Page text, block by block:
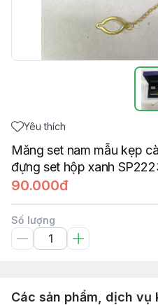
Yêu thích
Măng set nam mẫu kẹp
đựng set hộp xanh
90.000đ
Số lượng
Các sản phẩm, dịch vụ